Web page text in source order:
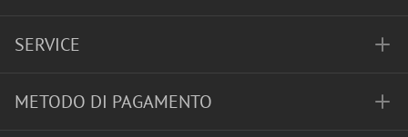
SERVICE
METODO DI PAGAMENTO